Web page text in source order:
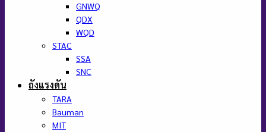
GNWQ
QDX
WQD
STAC
SSA
SNC
ถังแรงดัน
TARA
Bauman
MIT